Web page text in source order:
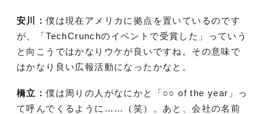
安川：僕は現在アメリカに拠点を置いているのです
が、「TechCrunchのイベントで受賞した」っていう
と向こうではかなりウケが良いですね。その意味で
はかなり良い広報活動になったかなと。
橋立：僕は周りの人がなにかと「○○ of the year」っ
て呼んでくるように……（笑）。あと、会社の名前